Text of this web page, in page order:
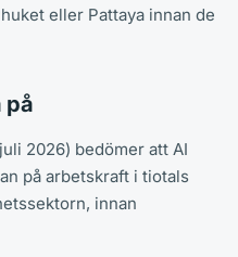
eller Pattaya innan de
på
2026) bedömer att AI
på arbetskraft i tiotals
innan